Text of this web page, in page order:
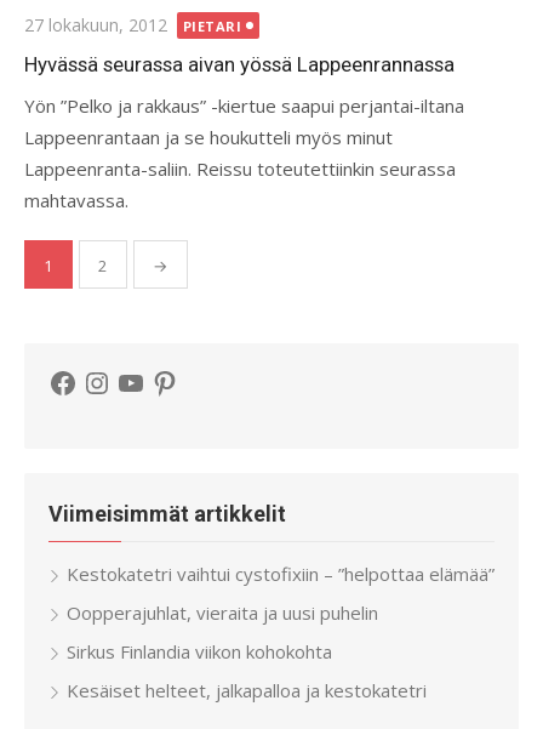
Posted
on
27 lokakuun, 2012 PIETARI
Hyvässä seurassa aivan yössä Lappeenrannassa
Yön ”Pelko ja rakkaus” -kiertue saapui perjantai-iltana
Lappeenrantaan ja se houkutteli myös minut
Lappeenranta-saliin. Reissu toteutettiinkin seurassa
mahtavassa.
Artikkelien
sivutus
1 2 →
Facebook
Instagram
YouTubePinterest
Viimeisimmät artikkelit
Kestokatetri vaihtui cystofixiin – ”helpottaa elämää”
Oopperajuhlat, vieraita ja uusi puhelin
Sirkus Finlandia viikon kohokohta
Kesäiset helteet, jalkapalloa ja kestokatetri